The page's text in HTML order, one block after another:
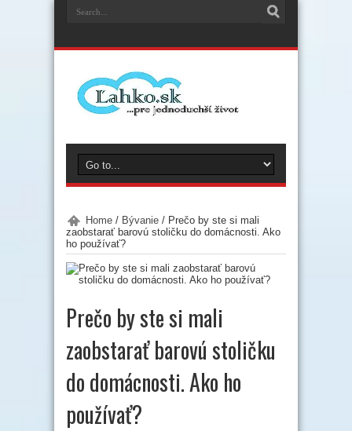
Home / Bývanie / Prečo by ste si mali
zaobstarať barovú stoličku do domácnosti. Ako
ho používať?
Prečo by ste si mali
zaobstarať barovú stoličku
do domácnosti. Ako ho
používať?